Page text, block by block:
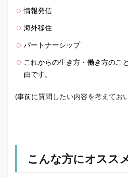
情報発信
海外移住
パートナーシップ
これからの生き方・働き方のこ
由です。
(事前に質問したい内容を考えてお
こんな方にオスス